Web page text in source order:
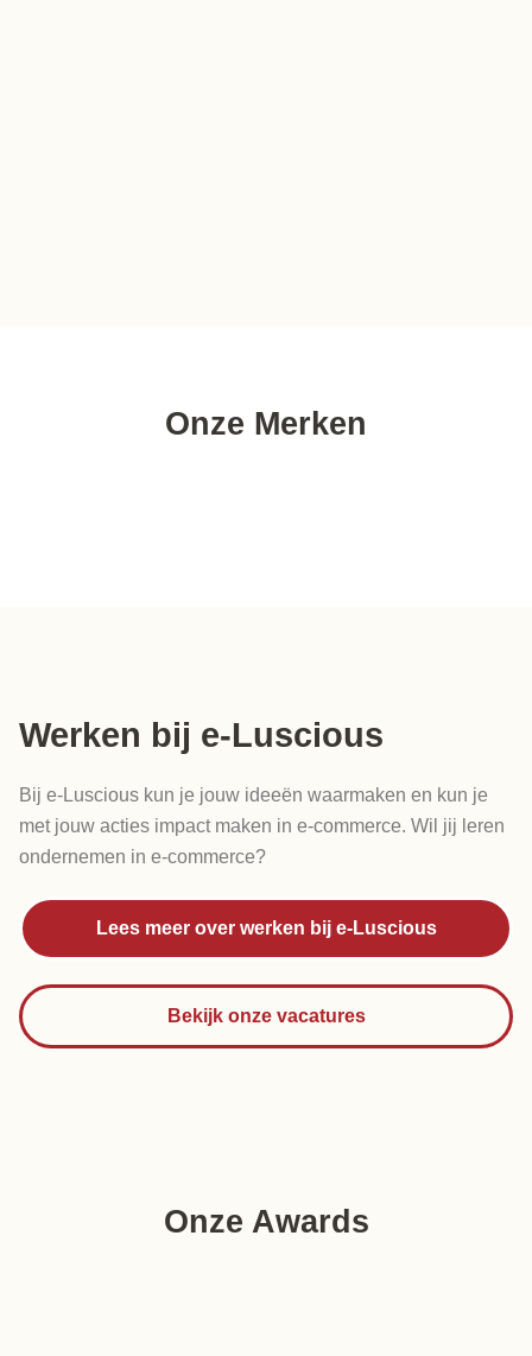
Onze Merken
Werken bij e-Luscious
Bij e-Luscious kun je jouw ideeën waarmaken en kun je
met jouw acties impact maken in e-commerce. Wil jij leren
ondernemen in e-commerce?
Lees meer over werken bij e-Luscious
Bekijk onze vacatures
Onze Awards